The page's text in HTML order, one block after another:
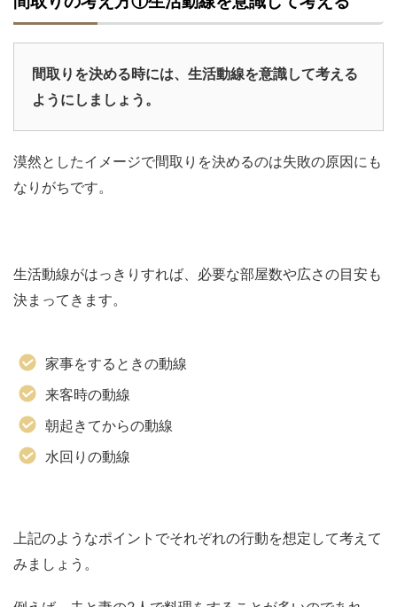
間取りを決める時には、生活動線を意識して考える
ようにしましょう。
漠然としたイメージで間取りを決めるのは失敗の原因にも
なりがちです。
生活動線がはっきりすれば、必要な部屋数や広さの目安も
決まってきます。
家事をするときの動線
来客時の動線
朝起きてからの動線
水回りの動線
上記のようなポイントでそれぞれの行動を想定して考えて
みましょう。